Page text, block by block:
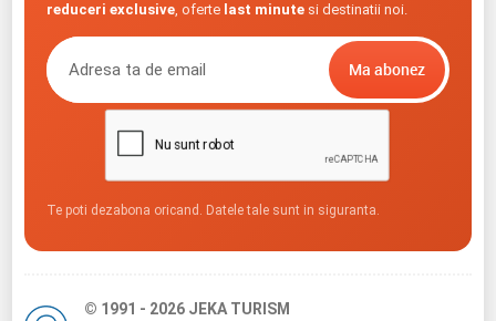
reduceri exclusive, oferte last minutesi destinatii noi.
Te poti dezabona oricand. Datele tale sunt in siguranta.
© 1991 - 2026 JEKA TURISM